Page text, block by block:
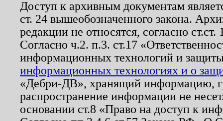
Доступ к архивным документам
ст. 24 вышеобозначенного закона.
редакции не относятся, согласно
Согласно ч.2. п.3. ст.17
информационных технологий и
информационных технологиях и о
«Дебри-ДВ», хранящий информацию,
распространение информации не
основании ст.8 «Право на доступ к